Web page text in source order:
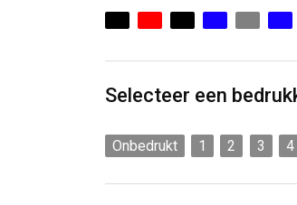
Selecteer een
Onbedrukt 1 2 3 4